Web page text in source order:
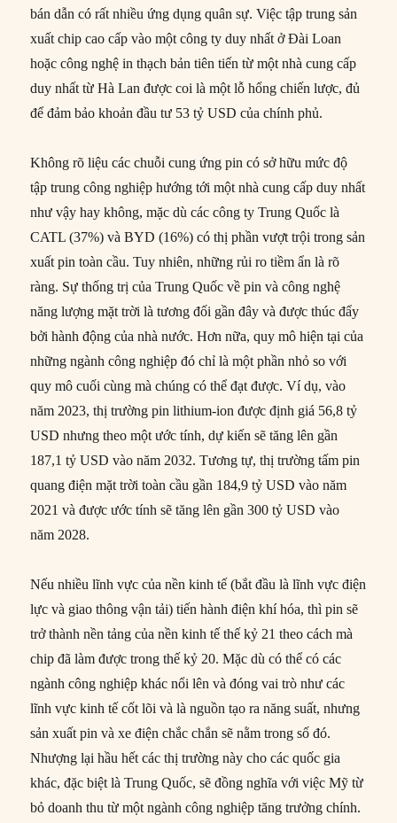
bán dẫn có rất nhiều ứng dụng quân sự. Việc tập trung sản
xuất chip cao cấp vào một công ty duy nhất ở Đài Loan
hoặc công nghệ in thạch bản tiên tiến từ một nhà cung cấp
duy nhất từ ​​Hà Lan được coi là một lỗ hổng chiến lược, đủ
để đảm bảo khoản đầu tư 53 tỷ USD của chính phủ.
Không rõ liệu các chuỗi cung ứng pin có sở hữu mức độ
tập trung công nghiệp hướng tới một nhà cung cấp duy nhất
như vậy hay không, mặc dù các công ty Trung Quốc là
CATL (37%) và BYD (16%) có thị phần vượt trội trong sản
xuất pin toàn cầu. Tuy nhiên, những rủi ro tiềm ẩn là rõ
ràng. Sự thống trị của Trung Quốc về pin và công nghệ
năng lượng mặt trời là tương đối gần đây và được thúc đẩy
bởi hành động của nhà nước. Hơn nữa, quy mô hiện tại của
những ngành công nghiệp đó chỉ là một phần nhỏ so với
quy mô cuối cùng mà chúng có thể đạt được. Ví dụ, vào
năm 2023, thị trường pin lithium-ion được định giá 56,8 tỷ
USD nhưng theo một ước tính, dự kiến ​​sẽ tăng lên gần
187,1 tỷ USD vào năm 2032. Tương tự, thị trường tấm pin
quang điện mặt trời toàn cầu gần 184,9 tỷ USD vào năm
2021 và được ước tính sẽ tăng lên gần 300 tỷ USD vào
năm 2028.
Nếu nhiều lĩnh vực của nền kinh tế (bắt đầu là lĩnh vực điện
lực và giao thông vận tải) tiến hành điện khí hóa, thì pin sẽ
trở thành nền tảng của nền kinh tế thế kỷ 21 theo cách mà
chip đã làm được trong thế kỷ 20. Mặc dù có thể có các
ngành công nghiệp khác nổi lên và đóng vai trò như các
lĩnh vực kinh tế cốt lõi và là nguồn tạo ra năng suất, nhưng
sản xuất pin và xe điện chắc chắn sẽ nằm trong số đó.
Nhượng lại hầu hết các thị trường này cho các quốc gia
khác, đặc biệt là Trung Quốc, sẽ đồng nghĩa với việc Mỹ từ
bỏ doanh thu từ một ngành công nghiệp tăng trưởng chính.